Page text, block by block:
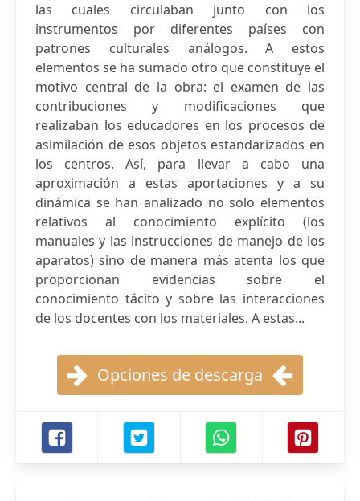
las cuales circulaban junto con los
instrumentos por diferentes países con
patrones culturales análogos. A estos
elementos se ha sumado otro que constituye el
motivo central de la obra: el examen de las
contribuciones y modificaciones que
realizaban los educadores en los procesos de
asimilación de esos objetos estandarizados en
los centros. Así, para llevar a cabo una
aproximación a estas aportaciones y a su
dinámica se han analizado no solo elementos
relativos al conocimiento explícito (los
manuales y las instrucciones de manejo de los
aparatos) sino de manera más atenta los que
proporcionan evidencias sobre el
conocimiento tácito y sobre las interacciones
de los docentes con los materiales. A estas...
Opciones de descarga